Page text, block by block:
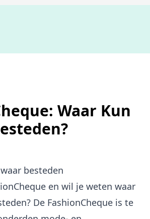
Waar Kun
besteden
en wil je weten waar
De FashionCheque is te